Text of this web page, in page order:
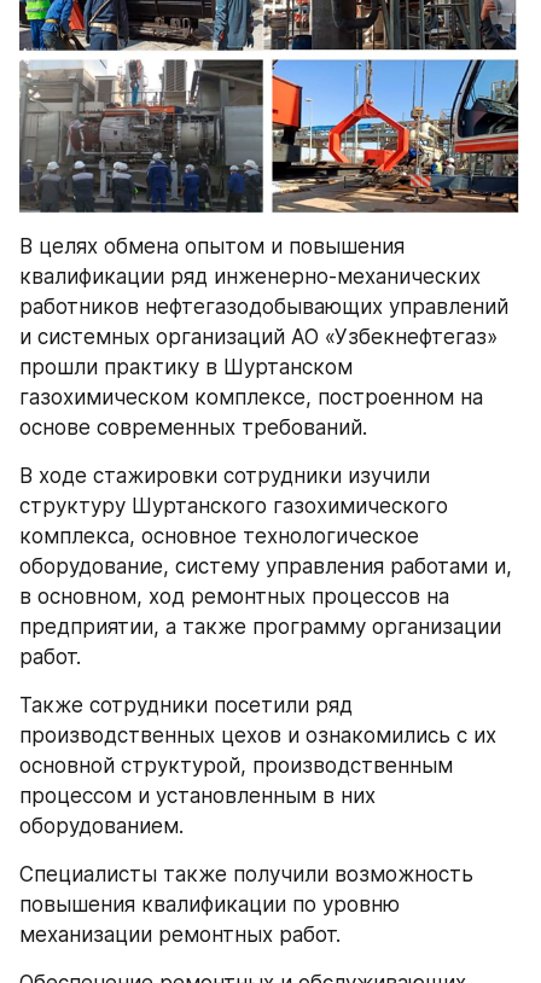
В целях обмена опытом и повышения
квалификации ряд инженерно-механических
работников нефтегазодобывающих управлений
и системных организаций АО «Узбекнефтегаз»
прошли практику в Шуртанском
газохимическом комплексе, построенном на
основе современных требований.
В ходе стажировки сотрудники изучили
структуру Шуртанского газохимического
комплекса, основное технологическое
оборудование, систему управления работами и,
в основном, ход ремонтных процессов на
предприятии, а также программу организации
работ.
Также сотрудники посетили ряд
производственных цехов и ознакомились с их
основной структурой, производственным
процессом и установленным в них
оборудованием.
Специалисты также получили возможность
повышения квалификации по уровню
механизации ремонтных работ.